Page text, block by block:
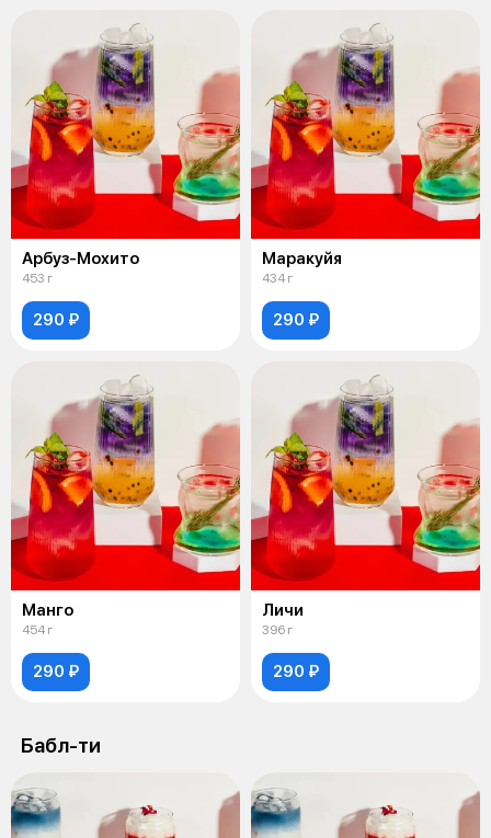
Арбуз-Мохито
453 г
290 ₽
Маракуйя
434 г
290 ₽
Манго
454 г
290 ₽
Личи
396 г
290 ₽
Бабл-ти